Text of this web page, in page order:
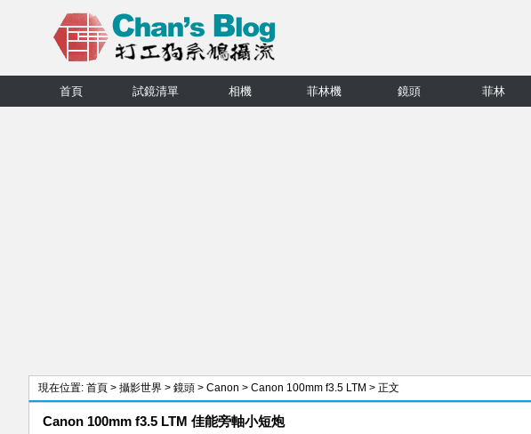
首頁 試鏡清單 相機 菲林機 鏡頭 菲林
現在位置: 首頁 > 攝影世界 > 鏡頭 > Canon > Canon 100mm f3.5 LTM > 正文
Canon 100mm f3.5 LTM 佳能旁軸小短炮